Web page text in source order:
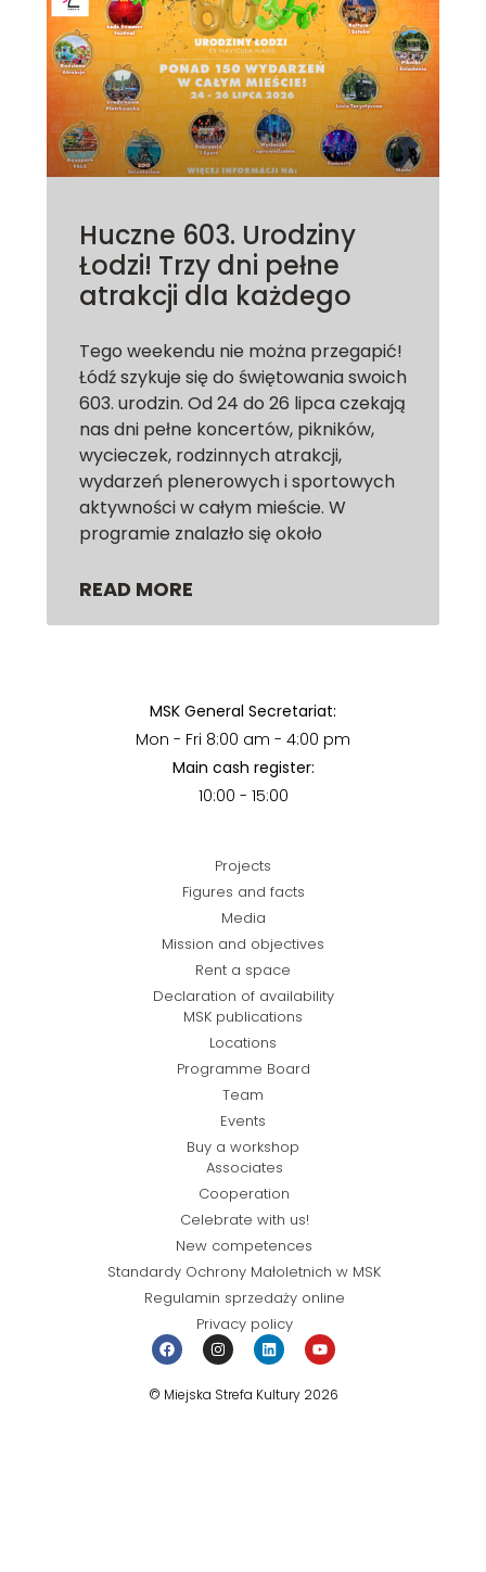
Huczne 603. Urodziny
Łodzi! Trzy dni pełne
atrakcji dla każdego
Tego weekendu nie można przegapić!
Łódź szykuje się do świętowania swoich
603. urodzin. Od 24 do 26 lipca czekają
nas dni pełne koncertów, pikników,
wycieczek, rodzinnych atrakcji,
wydarzeń plenerowych i sportowych
aktywności w całym mieście. W
programie znalazło się około
READ MORE
MSK General Secretariat:
Mon - Fri 8:00 am - 4:00 pm
Main cash register:
10:00 - 15:00
Projects
Figures and facts
Media
Mission and objectives
Rent a space
Declaration of availability
MSK publications
Locations
Programme Board
Team
Events
Buy a workshop
Associates
Cooperation
Celebrate with us!
New competences
Standardy Ochrony Małoletnich w MSK
Regulamin sprzedaży online
Privacy policy
© Miejska Strefa Kultury 2026